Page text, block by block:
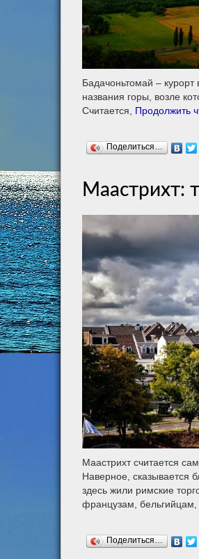
Бадачоньтомай –
названия горы, возле
Считается, Продолжить
Поделиться…
Маастрихт:
Маастрихт считается
Наверное, сказывается
здесь жили римские
французам, бельгийцам,
Поделиться…